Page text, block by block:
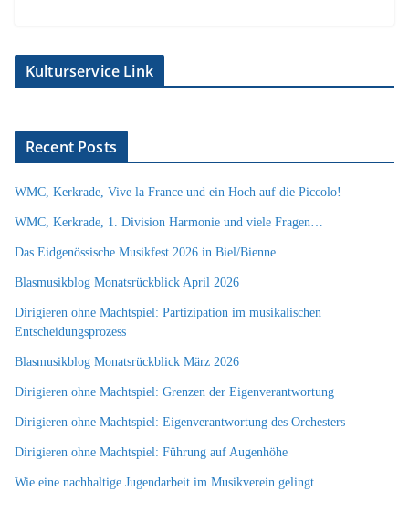
Kulturservice Link
Recent Posts
WMC, Kerkrade, Vive la France und ein Hoch auf die Piccolo!
WMC, Kerkrade, 1. Division Harmonie und viele Fragen…
Das Eidgenössische Musikfest 2026 in Biel/Bienne
Blasmusikblog Monatsrückblick April 2026
Dirigieren ohne Machtspiel: Partizipation im musikalischen
Entscheidungsprozess
Blasmusikblog Monatsrückblick März 2026
Dirigieren ohne Machtspiel: Grenzen der Eigenverantwortung
Dirigieren ohne Machtspiel: Eigenverantwortung des Orchesters
Dirigieren ohne Machtspiel: Führung auf Augenhöhe
Wie eine nachhaltige Jugendarbeit im Musikverein gelingt